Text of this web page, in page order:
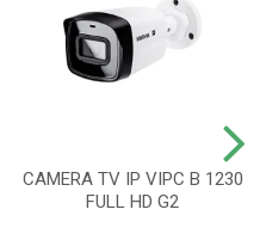
CAMERA TV IP VIPC B 1230
FULL HD G2